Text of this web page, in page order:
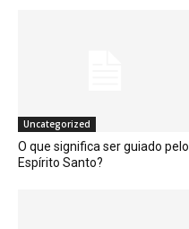
Uncategorized
O que significa ser guiado pelo
Espírito Santo?